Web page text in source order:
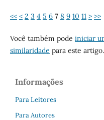
<< < 2 3 4 5 6 7 8 9 10 11 > >>
Você também pode iniciar
similaridade para este artigo.
Informações
Para Leitores
Para Autores